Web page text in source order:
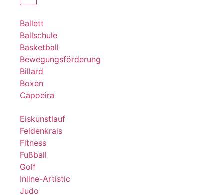
Ballett
Ballschule
Basketball
Bewegungsförderung
Billard
Boxen
Capoeira
Eiskunstlauf
Feldenkrais
Fitness
Fußball
Golf
Inline-Artistic
Judo